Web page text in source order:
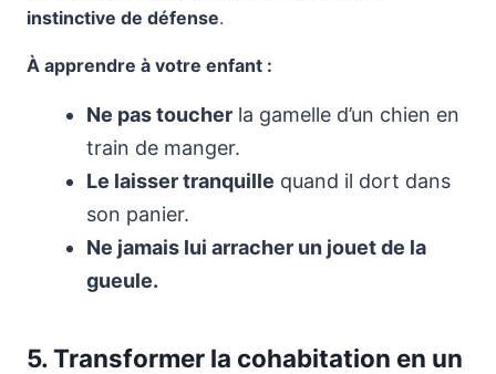
instinctive de défense.
À apprendre à votre enfant :
Ne pas toucher la gamelle d’un chien en
train de manger.
Le laisser tranquille quand il dort dans
son panier.
Ne jamais lui arracher un jouet de la
gueule.
5. Transformer la cohabitation en un